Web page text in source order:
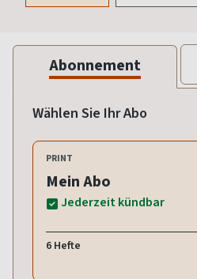
Abonnement
Wählen Sie Ihr Abo
PRINT
Mein Abo
Jederzeit kündbar
6 Hefte